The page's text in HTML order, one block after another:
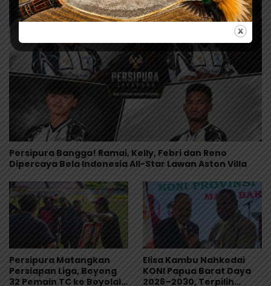
Persipura Bangga! Ramai, Kelly, Febri dan Reno
Dipercaya Bela Indonesia All-Star Lawan Aston Villa
Persipura Matangkan
Persiapan Liga, Boyong
32 Pemain TC ke Boyolali
Elisa Kambu Nahkodai
KONI Papua Barat Daya
2026–2030, Terpilih